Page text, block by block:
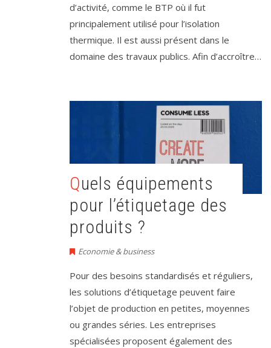
d’activité, comme le BTP où il fut
principalement utilisé pour l’isolation
thermique. Il est aussi présent dans le
domaine des travaux publics. Afin d’accroître…
Quels équipements
pour l’étiquetage des
produits ?
Economie & business
Pour des besoins standardisés et réguliers,
les solutions d’étiquetage peuvent faire
l’objet de production en petites, moyennes
ou grandes séries. Les entreprises
spécialisées proposent également des